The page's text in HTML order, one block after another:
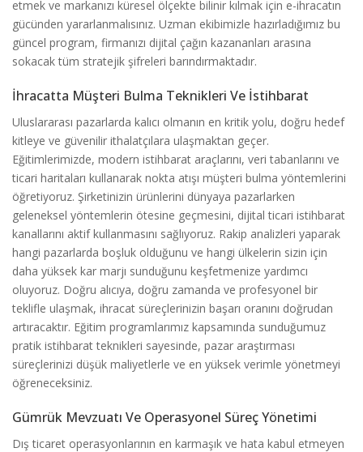
etmek ve markanızı küresel ölçekte bilinir kılmak için e-ihracatın
gücünden yararlanmalısınız. Uzman ekibimizle hazırladığımız bu
güncel program, firmanızı dijital çağın kazananları arasına
sokacak tüm stratejik şifreleri barındırmaktadır.
İhracatta Müşteri Bulma Teknikleri Ve İstihbarat
Uluslararası pazarlarda kalıcı olmanın en kritik yolu, doğru hedef
kitleye ve güvenilir ithalatçılara ulaşmaktan geçer.
Eğitimlerimizde, modern istihbarat araçlarını, veri tabanlarını ve
ticari haritaları kullanarak nokta atışı müşteri bulma yöntemlerini
öğretiyoruz. Şirketinizin ürünlerini dünyaya pazarlarken
geleneksel yöntemlerin ötesine geçmesini, dijital ticari istihbarat
kanallarını aktif kullanmasını sağlıyoruz. Rakip analizleri yaparak
hangi pazarlarda boşluk olduğunu ve hangi ülkelerin sizin için
daha yüksek kar marjı sunduğunu keşfetmenize yardımcı
oluyoruz. Doğru alıcıya, doğru zamanda ve profesyonel bir
teklifle ulaşmak, ihracat süreçlerinizin başarı oranını doğrudan
artıracaktır. Eğitim programlarımız kapsamında sunduğumuz
pratik istihbarat teknikleri sayesinde, pazar araştırması
süreçlerinizi düşük maliyetlerle ve en yüksek verimle yönetmeyi
öğreneceksiniz.
Gümrük Mevzuatı Ve Operasyonel Süreç Yönetimi
Dış ticaret operasyonlarının en karmaşık ve hata kabul etmeyen